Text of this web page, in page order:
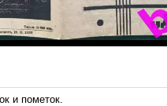
и пометок.